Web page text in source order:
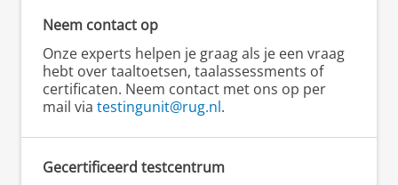
Neem contact op
Onze experts helpen je graag als je een vraag
hebt over taaltoetsen, taalassessments of
certificaten. Neem contact met ons op per
mail via testingunit@rug.nl.
Gecertificeerd testcentrum